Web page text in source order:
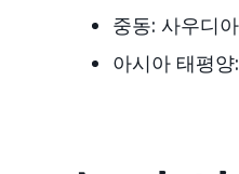
중동: 사우디
아시아 태평양: